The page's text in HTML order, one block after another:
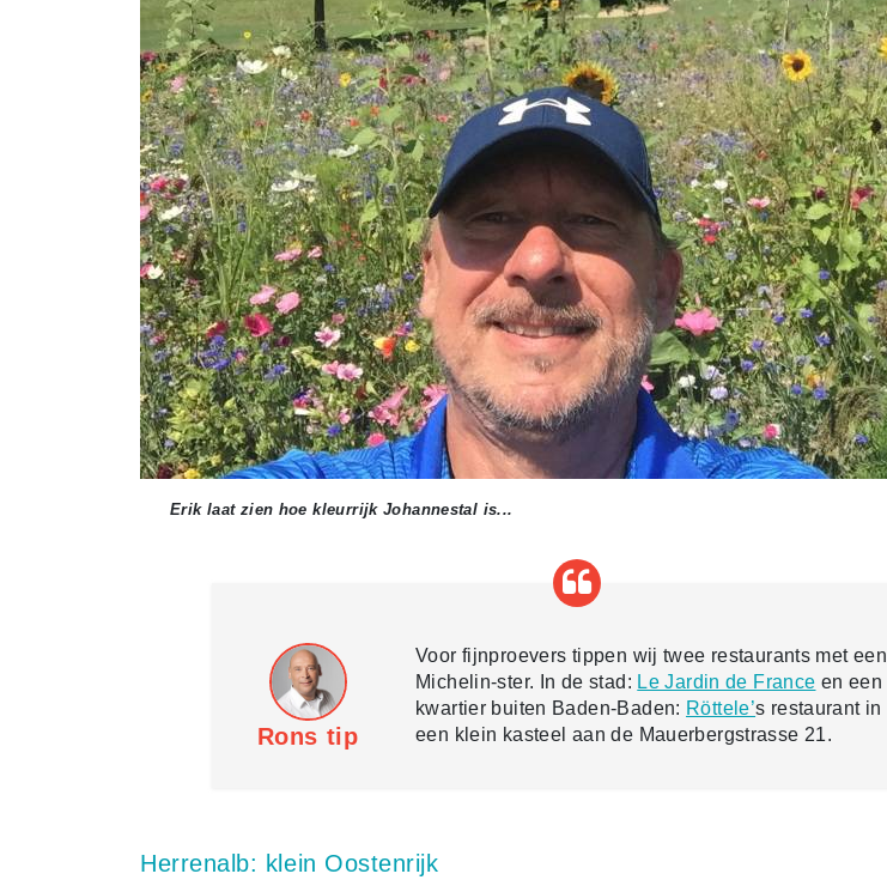
Erik laat zien hoe kleurrijk Johannestal is...
Rons tip
Voor fijnproevers tippen wij twee restaurants met een
Michelin-ster. In de stad: Le Jardin de France en een
kwartier buiten Baden-Baden: Röttele’s restaurant in
een klein kasteel aan de Mauerbergstrasse 21.
Herrenalb: klein Oostenrijk